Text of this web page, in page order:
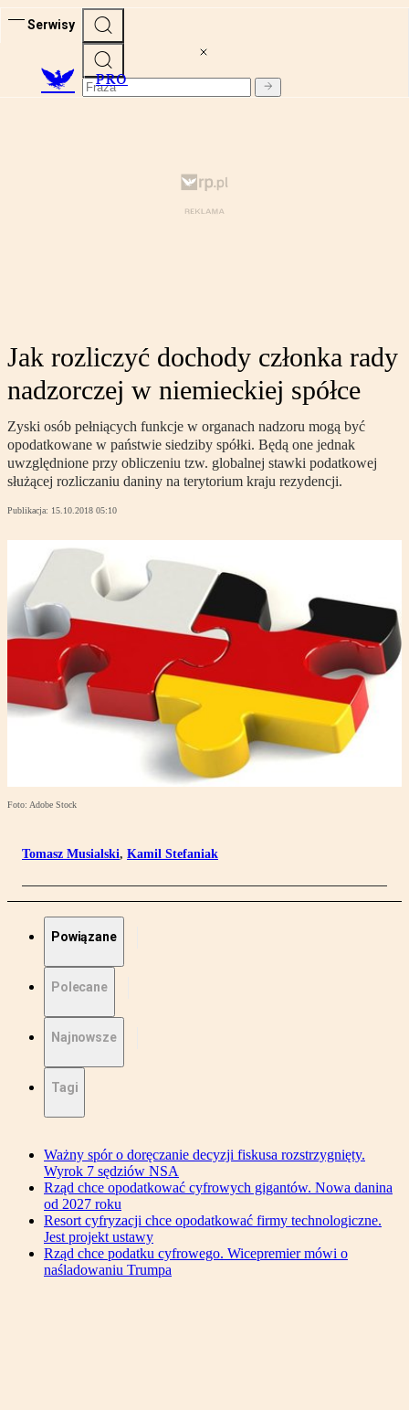
Serwisy
PRO
Jak rozliczyć dochody członka rady
nadzorczej w niemieckiej spółce
Zyski osób pełniących funkcje w organach nadzoru mogą być
opodatkowane w państwie siedziby spółki. Będą one jednak
uwzględnione przy obliczeniu tzw. globalnej stawki podatkowej
służącej rozliczaniu daniny na terytorium kraju rezydencji.
Publikacja: 15.10.2018 05:10
Foto: Adobe Stock
Tomasz Musialski, Kamil Stefaniak
Powiązane
Polecane
Najnowsze
Tagi
Ważny spór o doręczanie decyzji fiskusa rozstrzygnięty.
Wyrok 7 sędziów NSA
Rząd chce opodatkować cyfrowych gigantów. Nowa danina
od 2027 roku
Resort cyfryzacji chce opodatkować firmy technologiczne.
Jest projekt ustawy
Rząd chce podatku cyfrowego. Wicepremier mówi o
naśladowaniu Trumpa